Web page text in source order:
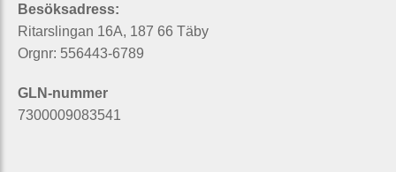
Besöksadress:
Ritarslingan 16A, 187 66 Täby
Orgnr: 556443-6789
GLN-nummer
7300009083541